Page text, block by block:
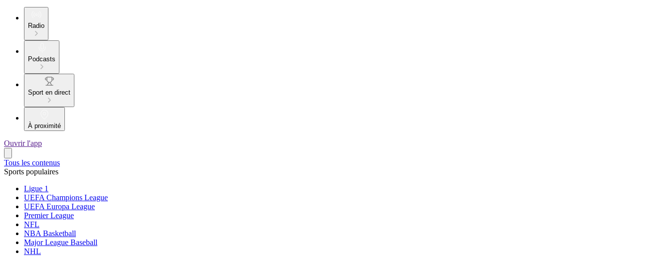
Radio
Podcasts
Sport en direct
À proximité
Ouvrir l'app
Tous les contenus
Sports populaires
Ligue 1
UEFA Champions League
UEFA Europa League
Premier League
NFL
NBA Basketball
Major League Baseball
NHL